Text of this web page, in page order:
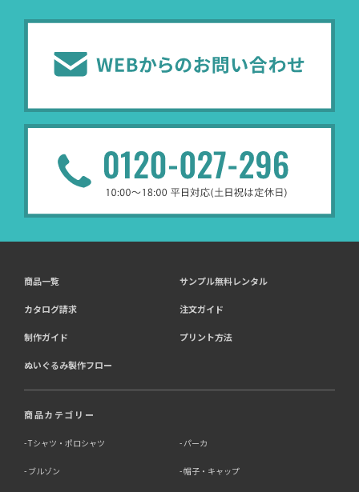
商品一覧 サンプル無料レンタル
カタログ請求 注文ガイド
制作ガイド プリント方法
ぬいぐるみ製作フロー
商品カテゴリー
Tシャツ・ポロシャツ パーカ
ブルゾン 帽子・キャップ